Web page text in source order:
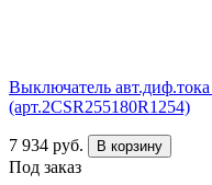
Выключатель
(арт.2CSR255180R1254)
7 934 руб. В корзину
Под заказ